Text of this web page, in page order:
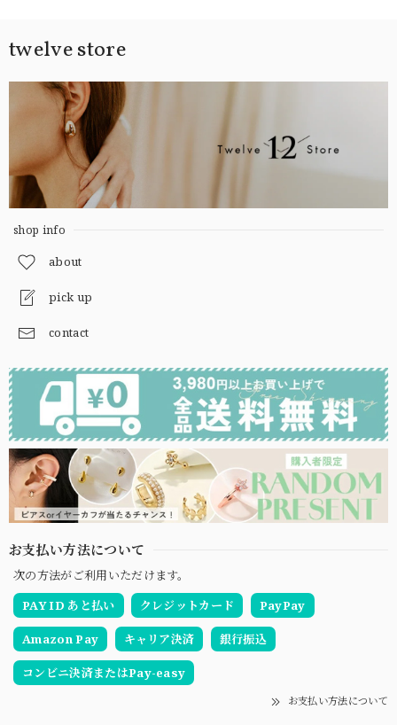
twelve store
shop info
about
pick up
contact
お支払い方法について
次の方法がご利用いただけます。
PAY ID あと払い
クレジットカード PayPay
Amazon Pay キャリア決済 銀行振込
コンビニ決済またはPay-easy
お支払い方法について